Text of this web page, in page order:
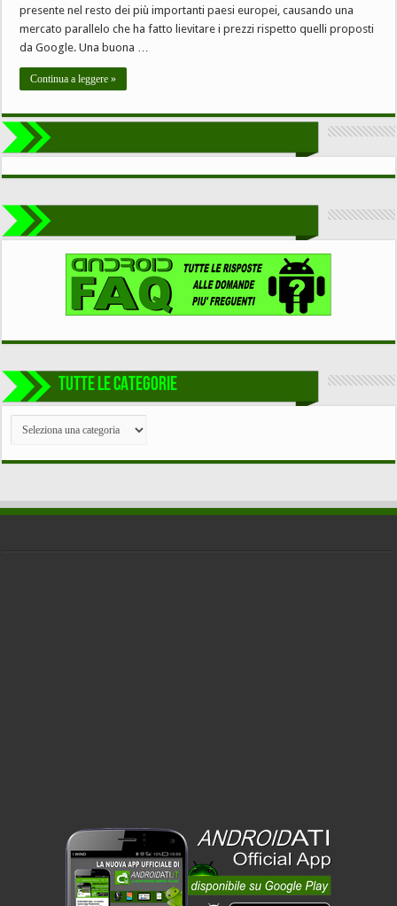
presente nel resto dei più importanti paesi europei, causando una
mercato parallelo che ha fatto lievitare i prezzi rispetto quelli proposti
da Google. Una buona …
Continua a leggere »
TUTTE LE CATEGORIE
TUTTE
CATEGORIE